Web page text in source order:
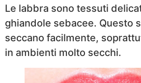
Le labbra sono tessuti
ghiandole sebacee. Questo
seccano facilmente,
in ambienti molto secchi.